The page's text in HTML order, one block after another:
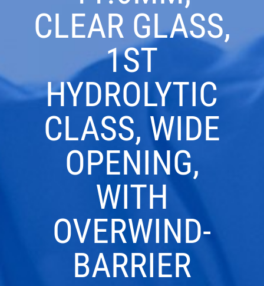
CLEAR GLASS,
1ST
HYDROLYTIC
CLASS, WIDE
OPENING,
WITH
OVERWIND-
BARRIER